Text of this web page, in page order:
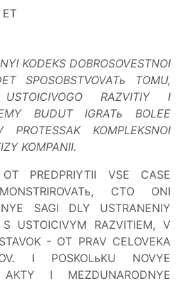
KODEKS DOBROSOVESTNOI
SPOSOBSTVOVATь TOMU,
RAZVITIY I
BUDUT IGRATь BOLEE
KOMPLEKSNOI
KOMPANII.
PREDPRIYTII VSE CASE
CTO ONI
SAGI DLY USTRANENIY
S USTOICIVYM RAZVITIEM, V
- OT PRAV CELOVEKA
I POSKOLьKU NOVYE
AKTY I MEZDUNARODNYE